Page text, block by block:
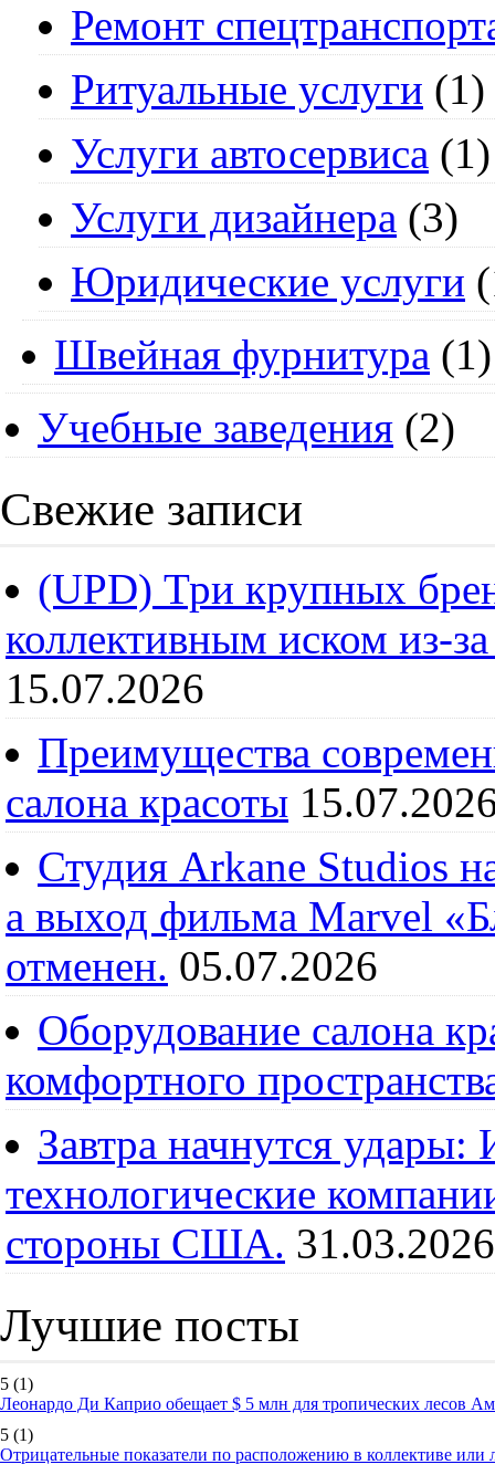
Ремонт
Ритуальные услуги (1)
Услуги автосервиса (1)
Услуги дизайнера (3)
Юридические услуги
Швейная фурнитура (1)
Учебные заведения (2)
Свежие записи
(UPD) Три крупных
коллективным иском из-
15.07.2026
Преимущества
салона красоты
Студия Arkane Studios
а выход фильма Marvel
отменен. 05.07.2026
Оборудование салона
комфортного
Завтра начнутся
технологические
стороны США. 31.03.2026
Лучшие посты
5 (1)
Леонардо Ди Каприо обещает $ 5 млн для тропических лесов
5 (1)
Отрицательные показатели по расположению в коллективе